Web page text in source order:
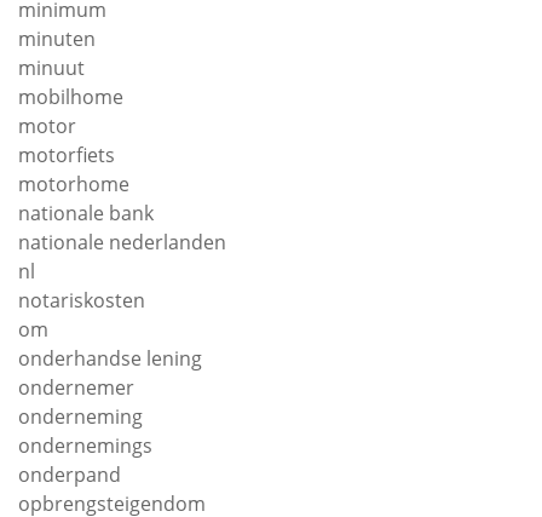
minimum
minuten
minuut
mobilhome
motor
motorfiets
motorhome
nationale bank
nationale nederlanden
nl
notariskosten
om
onderhandse lening
ondernemer
onderneming
ondernemings
onderpand
opbrengsteigendom